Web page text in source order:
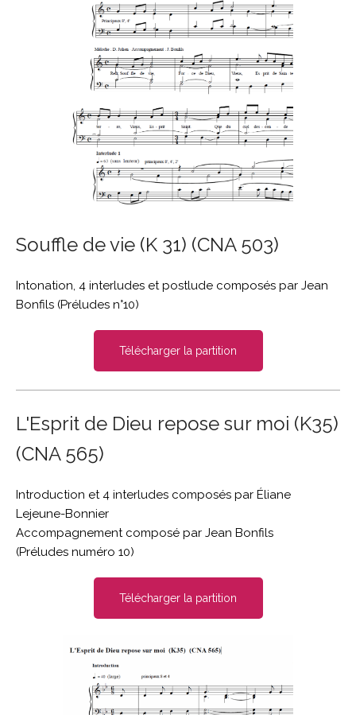
Souffle de vie (K 31) (CNA 503)
Intonation, 4 interludes et postlude composés par Jean
Bonfils (Préludes n°10)
Télécharger la partition
L'Esprit de Dieu repose sur moi (K35)
(CNA 565)
Introduction et 4 interludes composés par Éliane
Lejeune-Bonnier
Accompagnement composé par Jean Bonfils
(Préludes numéro 10)
Télécharger la partition